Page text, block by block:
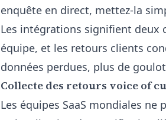
enquête en direct, mettez-la
Les intégrations signifient deux
équipe, et les retours clients
données perdues, plus de
Collecte des retours voice of
Les équipes SaaS mondiales